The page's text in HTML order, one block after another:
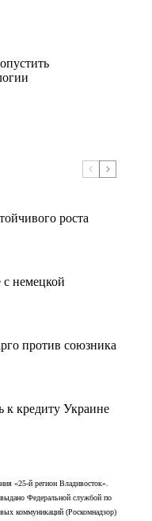
роста
немецкой
против союзника
к кредиту Украине
«25-й регион Владивосток».
Федеральной службой по
коммуникаций (Роскомнадзор)